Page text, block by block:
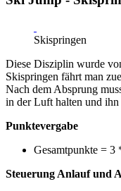
Skispringen
Diese Disziplin wurde
Skispringen fährt man
Nach dem Absprung
in der Luft halten und ihn
Punktevergabe
Gesamtpunkte = 3
Steuerung Anlauf und